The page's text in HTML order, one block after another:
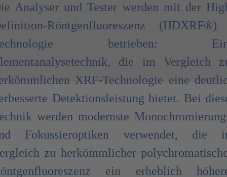
Analyser und Tester werden mit der
Röntgenfluoreszenz
betrieben:
die im Vergleich
XRF-Technologie eine
Detektionsleistung bietet. Bei
werden modernste
Fokussieroptiken verwendet, die
zu herkömmlicher
ein erheblich